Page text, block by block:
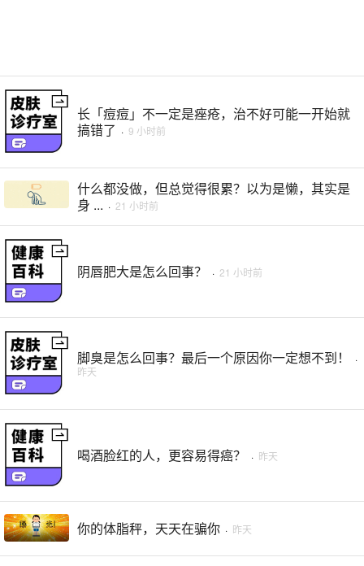
长「痘痘」不一定是痤疮，治不好可能一开始就
搞错了 · 9 小时前
什么都没做，但总觉得很累？以为是懒，其实是
身 ... · 21 小时前
阴唇肥大是怎么回事？ · 21 小时前
脚臭是怎么回事？最后一个原因你一定想不到！
·
昨天
喝酒脸红的人，更容易得癌？ · 昨天
你的体脂秤，天天在骗你 · 昨天